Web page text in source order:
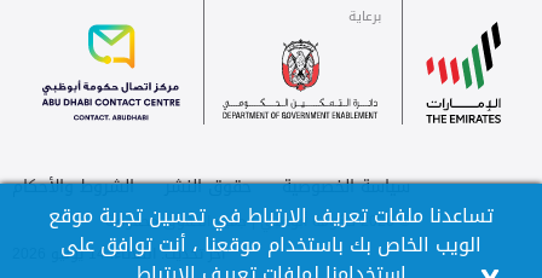
الإمارات
برعاية
للاتصال
سياسة الخصوصية حقوق النشر الشروط والأحكام
© 2026 حكومة أبوظبي | جميع الحقوق محفوظة
آخر تحديث: الثلاثاء، 14 يوليو 2026
تساعدنا ملفات تعريف الارتباط في تحسين تجربة موقع
الويب الخاص بك باستخدام موقعنا ، أنت توافق على